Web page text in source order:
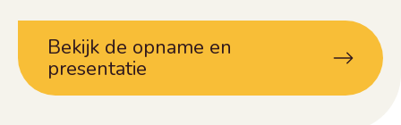
Bekijk de opname en
presentatie